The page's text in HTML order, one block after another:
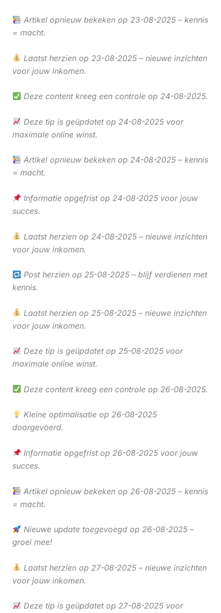
Artikel opnieuw bekeken op 23-08-2025 – kennis
= macht.
Laatst herzien op 23-08-2025 – nieuwe inzichten
voor jouw inkomen.
Deze content kreeg een controle op 24-08-2025.
Deze tip is geüpdatet op 24-08-2025 voor
maximale online winst.
Artikel opnieuw bekeken op 24-08-2025 – kennis
= macht.
Informatie opgefrist op 24-08-2025 voor jouw
succes.
Laatst herzien op 24-08-2025 – nieuwe inzichten
voor jouw inkomen.
Post herzien op 25-08-2025 – blijf verdienen met
kennis.
Laatst herzien op 25-08-2025 – nieuwe inzichten
voor jouw inkomen.
Deze tip is geüpdatet op 25-08-2025 voor
maximale online winst.
Deze content kreeg een controle op 26-08-2025.
Kleine optimalisatie op 26-08-2025
doorgevoerd.
Informatie opgefrist op 26-08-2025 voor jouw
succes.
Artikel opnieuw bekeken op 26-08-2025 – kennis
= macht.
Nieuwe update toegevoegd op 26-08-2025 –
groei mee!
Laatst herzien op 27-08-2025 – nieuwe inzichten
voor jouw inkomen.
Deze tip is geüpdatet op 27-08-2025 voor